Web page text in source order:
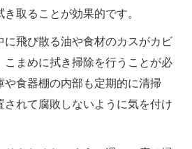
取ることが効果的です。
に飛び散る油や食材のカスがカビ
こまめに拭き掃除を行うことが必
や食器棚の内部も定期的に清掃
されて腐敗しないように気を付け